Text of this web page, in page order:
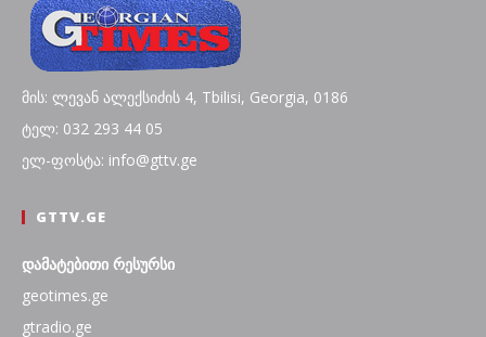
მის: ლევან ალექსიძის 4, Tbilisi, Georgia, 0186
ტელ: 032 293 44 05
ელ-ფოსტა: info@gttv.ge
GTTV.GE
დამატებითი რესურსი
geotimes.ge
gtradio.ge